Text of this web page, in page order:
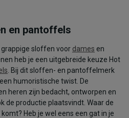
en pantoffels
grappige sloffen voor dames en
heb je een uitgebreide keuze Hot
. Bij dit sloffen- en pantoffelmerk
humoristische twist. De
heren zijn bedacht, ontworpen en
de productie plaatsvindt. Waar de
Heb je wel eens een gat in je